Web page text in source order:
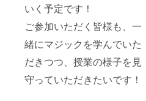
いく予定です！
ご参加いただく皆様も、一
緒にマジックを学んでいた
だきつつ、授業の様子を見
守っていただきたいです！